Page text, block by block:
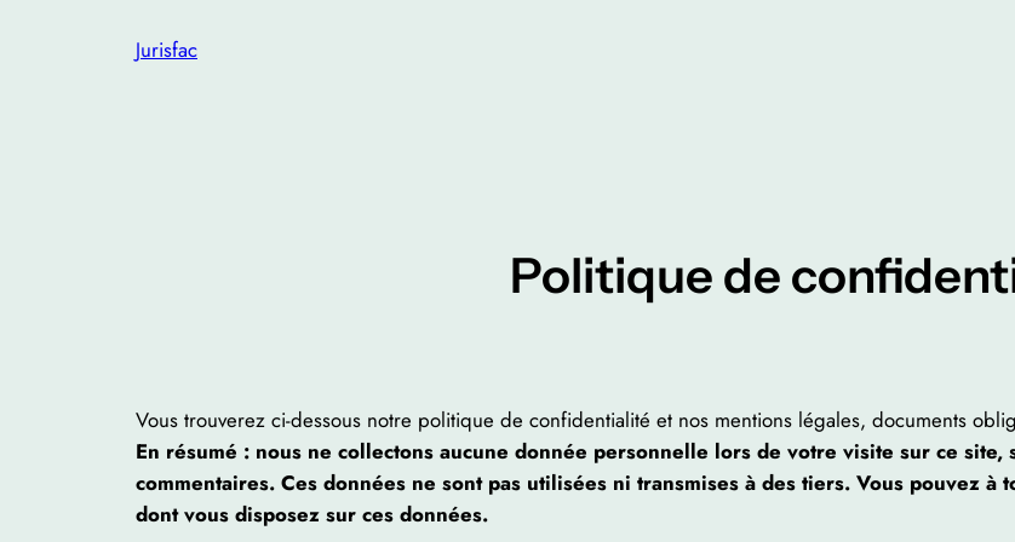
Jurisfac
Politique de
Vous trouverez ci-dessous notre politique de confidentialité et nos mentions légales, documents
En résumé : nous ne collectons aucune donnée personnelle lors de votre visite sur ce site,
commentaires. Ces données ne sont pas utilisées ni transmises à des tiers. Vous pouvez
dont vous disposez sur ces données.